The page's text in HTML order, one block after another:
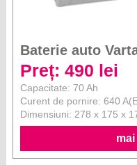
Baterie auto
Preț: 490 lei
Capacitate: 70 Ah
Curent de pornire: 640
Dimensiuni: 278 x 175 x